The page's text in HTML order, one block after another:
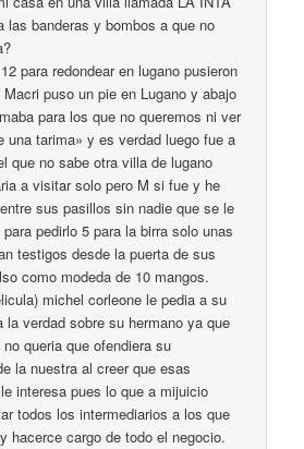
las banderas y bombos a que no
para redondear en lugano pusieron
puso un pie en Lugano y abajo
para los que no queremos ni ver
una tarima» y es verdad luego fue a
que no sabe otra villa de lugano
a visitar solo pero M si fue y he
sus pasillos sin nadie que se le
pedirlo 5 para la birra solo unas
testigos desde la puerta de sus
como modeda de 10 mangos.
michel corleone le pedia a su
la verdad sobre su hermano ya que
queria que ofendiera su
la nuestra al creer que esas
interesa pues lo que a mijuicio
todos los intermediarios a los que
hacerce cargo de todo el negocio.